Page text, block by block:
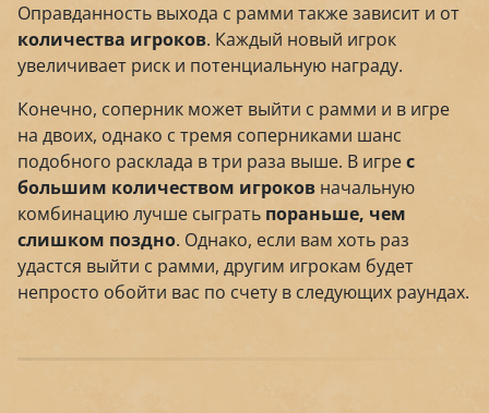
Оправданность выхода с рамми также зависит и от
количества игроков. Каждый новый игрок
увеличивает риск и потенциальную награду.
Конечно, соперник может выйти с рамми и в игре
на двоих, однако с тремя соперниками шанс
подобного расклада в три раза выше. В игрес
большим количеством игроков начальную
комбинацию лучше сыграть пораньше, чем
слишком поздно. Однако, если вам хоть раз
удастся выйти с рамми, другим игрокам будет
непросто обойти вас по счету в следующих раундах.